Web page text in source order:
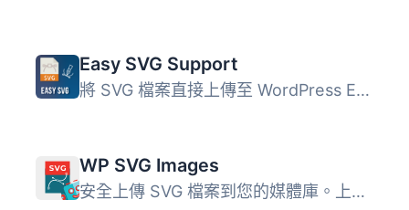
Easy SVG Support
將 SVG 檔案直接上傳至 WordPress EASY SVG Support 是一個外...
WP SVG Images
安全上傳 SVG 檔案到您的媒體庫。上傳的 SVG 檔案將自動過濾...